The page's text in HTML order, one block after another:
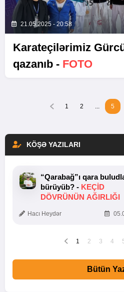
21.05.2025 - 20:58
Karateçilərimiz
qazanıb - FOTO
1 2 5
KÖŞƏ YAZILARI
“Qarabağ”ı qara
bürüyüb? - KEÇID
DÖVRÜNÜN AĞIRLIĞI
Hacı Heydər
1 2 3 4
Bütün